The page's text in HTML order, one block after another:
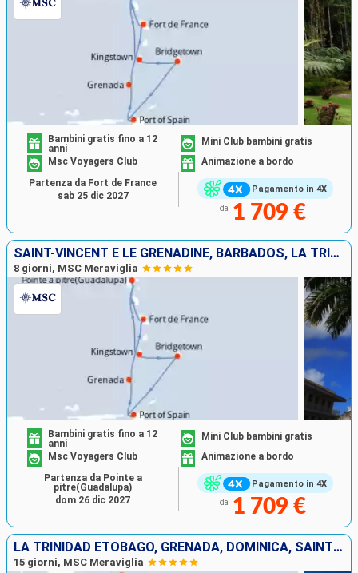
Pagamento in 4X
Bambini gratis fino a 12
anni
Mini Club bambini gratis
Msc Voyagers Club
Animazione a bordo
da 1 709 €
Partenza da Fort de France
sab 25 dic 2027
SAINT-VINCENT E LE GRENADINE, BARBADOS, LA TRINIDAD ETOBAGO, GRENADA, MARTINICA, GUADALUPA
8 giorni, MSC Meraviglia
Pagamento in 4X
Bambini gratis fino a 12
anni
Mini Club bambini gratis
Msc Voyagers Club
Animazione a bordo
da 1 709 €
Partenza da Pointe a
pitre(Guadalupa)
dom 26 dic 2027
LA TRINIDAD ETOBAGO, GRENADA, DOMINICA, SAINT MARTIN, SAN CRISTOFORO E NEVIS, ANTIGUA E BARBUDA, MARTINICA, GUADALUPA, SANTA LUCIA, BARBADOS
15 giorni, MSC Meraviglia